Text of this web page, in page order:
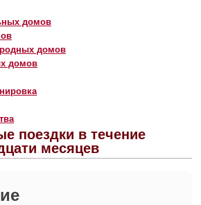
домов
домов
домов
поездки в течение
месяцев